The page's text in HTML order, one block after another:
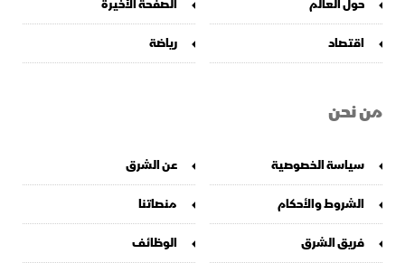
اقتصاد
رياضة
من نحن
سياسة الخصوصية
عن الشرق
الشروط والأحكام
منصاتنا
فريق الشرق
الوظائف